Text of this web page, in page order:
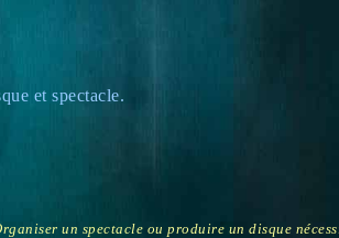
spectacle.
un spectacle ou produire un disque